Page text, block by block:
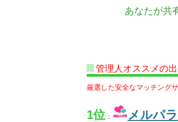
あなたが共
管理人オススメの
厳選した安全なマッチング
1位： メルパラ